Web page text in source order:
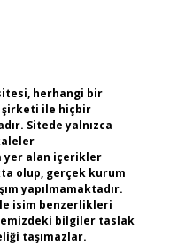
herhangi bir
şirketi ile hiçbir
Sitede yalnızca
yer alan içerikler
olup, gerçek kurum
yapılmamaktadır.
isim benzerlikleri
bilgiler taslak
taşımazlar.